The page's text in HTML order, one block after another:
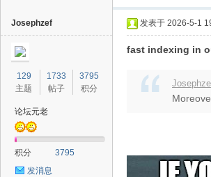
Josephzef
129
主题
1733
帖子
3795
积分
论坛元老
积分
3795
发消息
发表于 2026-5-1
fast indexing in